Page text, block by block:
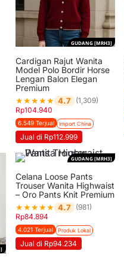
GUDANG [MRH3]
Cardigan Rajut Wanita
Model Polo Bordir Horse
Lengan Balon Elegan
Premium
★★★★★ 4.7
(1,309)
Rp104.940
6.549 Terjual Import China
Jual di Rp112.999
GUDANG [MRH3]
Celana Loose Pants
Trouser Wanita Highwaist
– Oro Pants Knit Premium
★★★★★ 4.7
(981)
Rp84.894
4.021 Terjual Produk Lokal
Jual di Rp94.234